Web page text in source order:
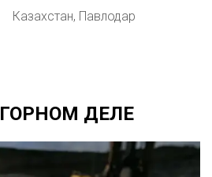
Казахстан, Павлодар
ГОРНОМ ДЕЛЕ